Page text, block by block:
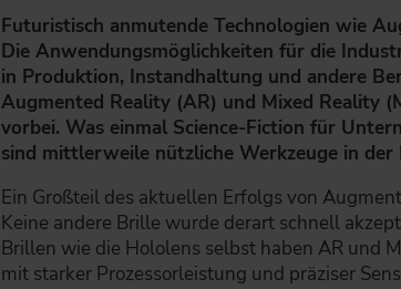
Futuristisch anmutende Technologien wie
Die Anwendungsmöglichkeiten für die
in Produktion, Instandhaltung und andere
Augmented Reality (AR) und Mixed Reality
vorbei. Was einmal Science-Fiction für
sind mittlerweile nützliche Werkzeuge in der
Ein Großteil des aktuellen Erfolgs von
Keine andere Brille wurde derart schnell
Brillen wie die Hololens selbst haben AR und
mit starker Prozessorleistung und präziser